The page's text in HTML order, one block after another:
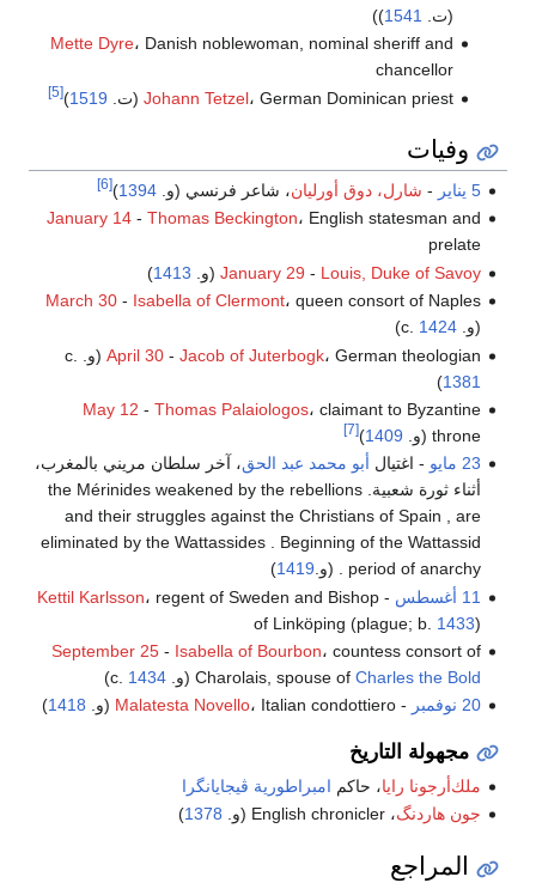
(ت.
1541
))
Mette Dyre، Danish noblewoman, nominal sheriff and
chancellor
Johann Tetzel، German Dominican priest (ت. 1519
)
[5]
وفيات
5 يناير - شارل، دوق أورليان، شاعر فرنسي (و.1394
)
[6]
January 14- Thomas Beckington، English statesman and
prelate
January 29 - Louis, Duke of Savoy (و. 1413
)
March 30- Isabella of Clermont، queen consort of Naples
(و. c.1424
)
April 30- Jacob of Juterbogk، German theologian (و. c.
1381
)
May 12 - Thomas Palaiologos، claimant to Byzantine
throne (و.
1409
)
[7]
23 مايو - اغتيال أبو محمد عبد الحق، آخر سلطان مريني بالمغرب،
أثناء ثورة شعبية. the Mérinides weakened by the rebellions
and their struggles against the Christians of Spain , are
eliminated by the Wattassides . Beginning of the Wattassid
period of anarchy . (و.
1419
)
11 أغسطس
-
Kettil Karlsson، regent of Sweden and Bishop
of Linköping (plague; b. 1433)
September 25- Isabella of Bourbon، countess consort of
Charolais, spouse of Charles the Bold (و. c.1434
)
20 نوفمبر
-
Malatesta Novello، Italian condottiero (و. 1418
)
مجهولة التاريخ
ملك‌أرجونا رايا، حاكم امبراطورية ڤيجايانگرا
جون هاردنگ، English chronicler (و. 1378
)
المراجع